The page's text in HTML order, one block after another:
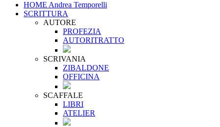
HOME Andrea Temporelli
SCRITTURA
AUTORE
PROFEZIA
AUTORITRATTO
SCRIVANIA
ZIBALDONE
OFFICINA
SCAFFALE
LIBRI
ATELIER